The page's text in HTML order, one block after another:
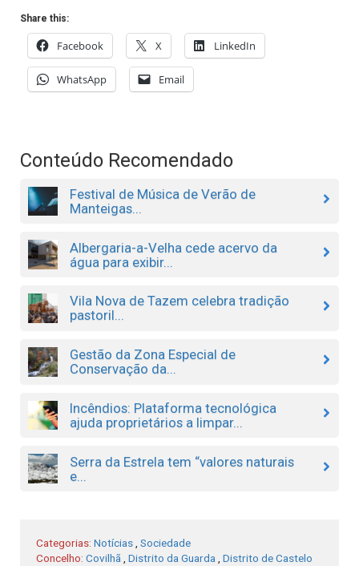
Share this:
Facebook X LinkedIn
WhatsApp Email
Conteúdo Recomendado
Festival de Música de Verão de
Manteigas...
Albergaria-a-Velha cede acervo da
água para exibir...
Vila Nova de Tazem celebra tradição
pastoril...
Gestão da Zona Especial de
Conservação da...
Incêndios: Plataforma tecnológica
ajuda proprietários a limpar...
Serra da Estrela tem “valores naturais
e...
Categorias: Notícias, Sociedade
Concelho: Covilhã, Distrito da Guarda, Distrito de Castelo